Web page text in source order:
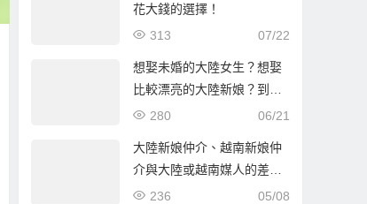
花大錢的選擇！
07/22
313
想娶未婚的大陸女生？想娶
比較漂亮的大陸新娘？到哈
爾濱比較容易！
06/21
280
大陸新娘仲介、越南新娘仲
介與大陸或越南媒人的差別
解析
05/08
236